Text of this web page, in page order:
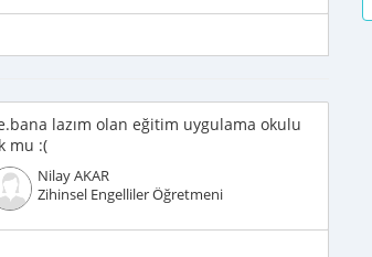
lazım olan eğitim uygulama okulu
mu :(
Nilay AKAR
Zihinsel Engelliler Öğretmeni